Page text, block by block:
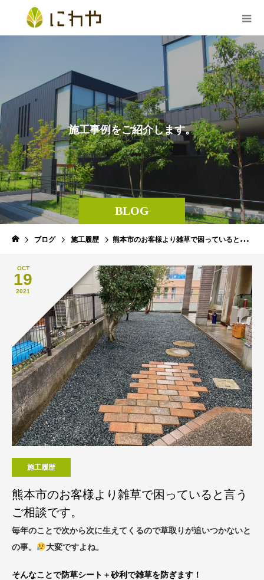
BLOG
施工事例をご紹介します。
ブログ 施工履歴 熊本市のお客様より雑草で困っていると言うご相談です。
OCT
19
2021
施工履歴
熊本市のお客様より雑草で困っていると言う
ご相談です。
毎年のことで次から次に生えてくるので草取りが追いつかないと
の事。
大変ですよね。
そんなことで防草シート＋砂利で雑草を防ぎます！